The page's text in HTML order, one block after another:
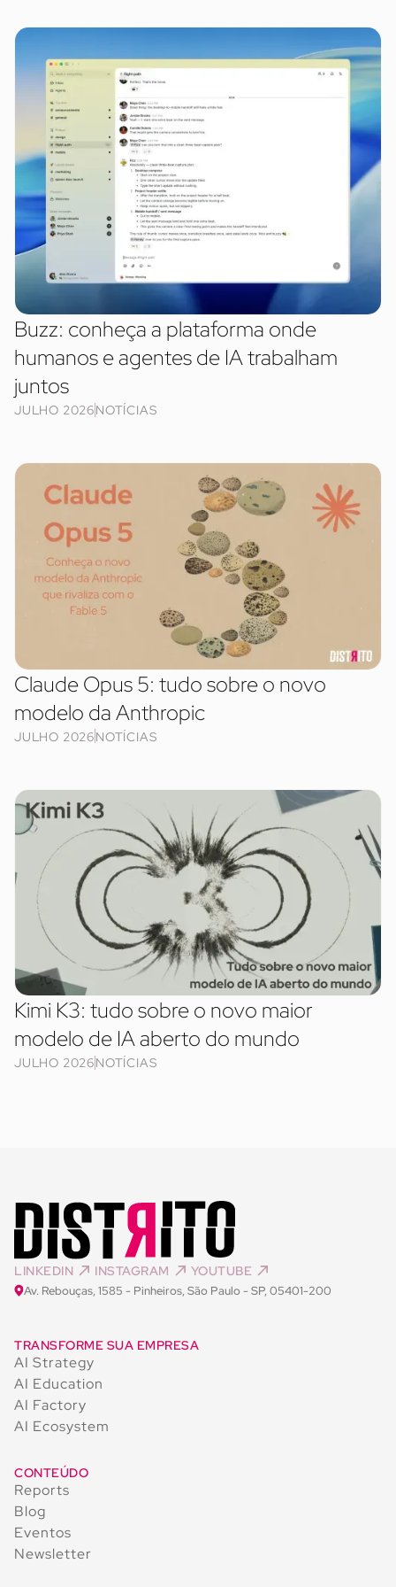
Buzz: conheça a plataforma onde
humanos e agentes de IA trabalham
juntos
JULHO 2026NOTÍCIAS
Claude Opus 5: tudo sobre o novo
modelo da Anthropic
JULHO 2026NOTÍCIAS
Kimi K3: tudo sobre o novo maior
modelo de IA aberto do mundo
JULHO 2026NOTÍCIAS
LINKEDIN INSTAGRAM YOUTUBE
Av. Rebouças, 1585 - Pinheiros, São Paulo - SP, 05401-200
TRANSFORME SUA EMPRESA
AI Strategy
AI Education
AI Factory
AI Ecosystem
CONTEÚDO
Reports
Blog
Eventos
Newsletter